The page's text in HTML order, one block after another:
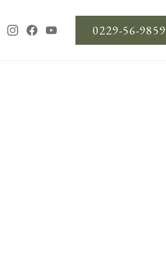
0229-56-9859